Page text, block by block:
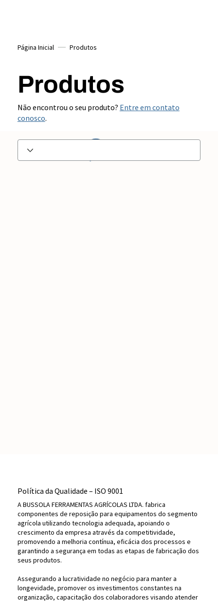
Página Inicial Produtos
Produtos
Não encontrou o seu produto? Entre em contato
conosco.
Política da Qualidade – ISO 9001
A BUSSOLA FERRAMENTAS AGRÍCOLAS LTDA. fabrica
componentes de reposição para equipamentos do segmento
agrícola utilizando tecnologia adequada, apoiando o
crescimento da empresa através da competitividade,
promovendo a melhoria contínua, eficácia dos processos e
garantindo a segurança em todas as etapas de fabricação dos
seus produtos.
Assegurando a lucratividade no negócio para manter a
longevidade, promover os investimentos constantes na
organização, capacitação dos colaboradores visando atender